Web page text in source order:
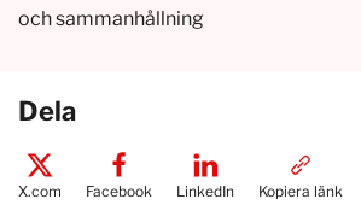
och sammanhållning
Dela
X.com Facebook LinkedIn Kopiera länk